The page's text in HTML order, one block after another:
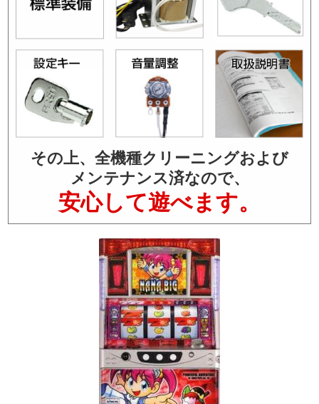
その上、全機種クリーニングおよび
メンテナンス済なので、
安心して遊べます。